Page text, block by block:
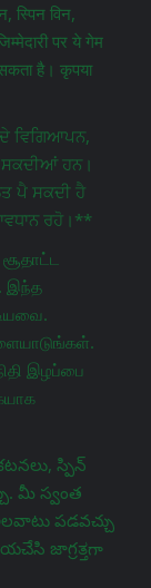
स्पिन विन,
पर ये गेम
है। कृपया
ਵਿਗਿਆਪਨ,
ਸਕਦੀਆਂ ਹਨ।
ਪੈ ਸਕਦੀ ਹੈ
ਰਹੋ।**
இந்த
இழப்பை
స్పిన్
మీ స్వంత
పడవచ్చు
జాగ్రತ್ತగా